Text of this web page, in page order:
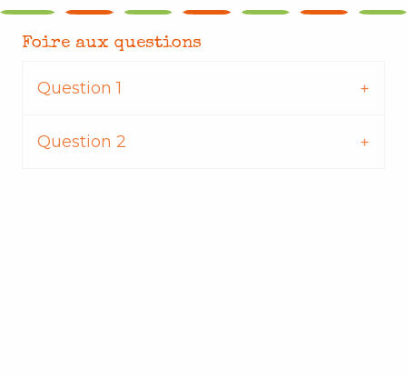
Foire aux questions
Question 1
Question 2